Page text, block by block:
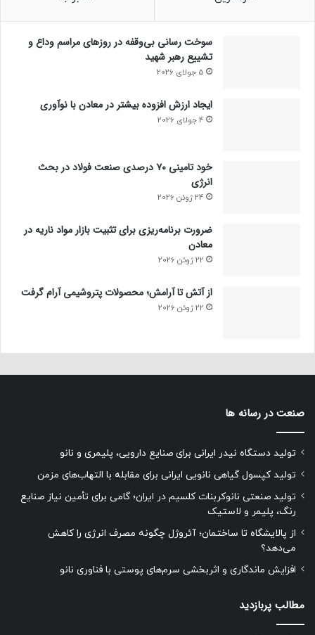
سوخت رسانی بی‌وقفه در روز‌های مراسم وداع و
تشییع رهبر شهید
5 جولای 2026
ایجاد ارزش افزوده بیشتر در معادن با نوآوری
4 جولای 2026
خود تامینی ۷۰ درصدی صنعت فولاد در بحث
انرژی
24 ژوئن 2026
ضرورت برنامه‌ریزی برای تثبیت بازار مواد ناریه در
معادن
22 ژوئن 2026
از آتش تا آرامش؛ محصولات پتروشیمی آرام گرفت
22 ژوئن 2026
صنعت در رسانه ها
تولید دستگاه نیدر ایرانی برای صنایع دارویی، پلیمری و نانو
تولید کپسول گیاهی نانویی ایرانی برای مقابله با التهاب‌های مزمن
تولید صنعتی نانوکربنات کلسیم در ایران؛ گامی برای تأمین نیاز صنایع
رنگ، پلیمر و لاستیک
از پالایشگاه تا ساختمان؛ آئروژل چگونه مصرف انرژی را کاهش
می‌دهد؟
افزایش ماندگاری و اثربخشی سرم‌های پوستی با فناوری نانو
مطالب پربازدید